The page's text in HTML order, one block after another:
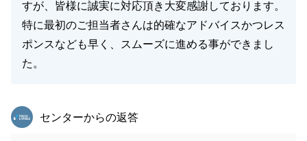
すが、皆様に誠実に対応頂き大変感謝しております。
特に最初のご担当者さんは的確なアドバイスかつレス
ポンスなども早く、スムーズに進める事ができまし
た。
東急リバブル
センターからの返答